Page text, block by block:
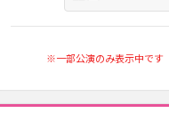
※一部公演のみ表示中です